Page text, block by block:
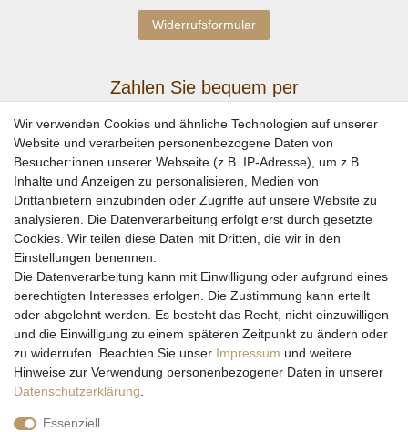
Widerrufsformular
Zahlen Sie bequem per
Wir versenden mit
Wir verwenden Cookies und ähnliche Technologien auf unserer
Website und verarbeiten personenbezogene Daten von
Besucher:innen unserer Webseite (z.B. IP-Adresse), um z.B.
Inhalte und Anzeigen zu personalisieren, Medien von
Drittanbietern einzubinden oder Zugriffe auf unsere Website zu
analysieren. Die Datenverarbeitung erfolgt erst durch gesetzte
Cookies. Wir teilen diese Daten mit Dritten, die wir in den
Einstellungen benennen.
Die Datenverarbeitung kann mit Einwilligung oder aufgrund eines
berechtigten Interesses erfolgen. Die Zustimmung kann erteilt
oder abgelehnt werden. Es besteht das Recht, nicht einzuwilligen
und die Einwilligung zu einem späteren Zeitpunkt zu ändern oder
zu widerrufen. Beachten Sie unser Impressum und weitere
Hinweise zur Verwendung personenbezogener Daten in unserer
Daten­schutz­erklärung
Essenziell